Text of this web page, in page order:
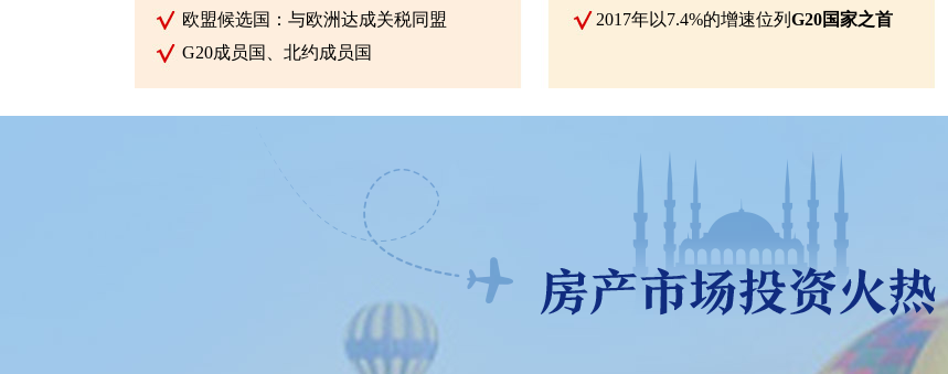
欧盟候选国：与欧洲达成关税同盟
G20成员国、北约成员国
2017年以7.4%的增速位列 G20国家之首